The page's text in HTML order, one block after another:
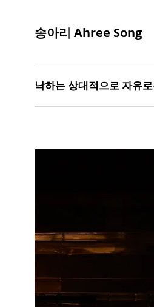
송아리 Ahree Song
낙하는 상대적으로 자유